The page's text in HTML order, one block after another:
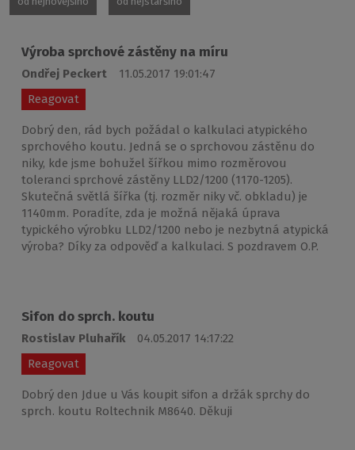
Výroba sprchové zástěny na míru
Ondřej Peckert
11.05.2017 19:01:47
Reagovat
Dobrý den, rád bych požádal o kalkulaci atypického
sprchového koutu. Jedná se o sprchovou zástěnu do
niky, kde jsme bohužel šířkou mimo rozměrovou
toleranci sprchové zástěny LLD2/1200 (1170-1205).
Skutečná světlá šířka (tj. rozměr niky vč. obkladu) je
1140mm. Poradíte, zda je možná nějaká úprava
typického výrobku LLD2/1200 nebo je nezbytná atypická
výroba? Díky za odpověď a kalkulaci. S pozdravem O.P.
Sifon do sprch. koutu
Rostislav Pluhařík
04.05.2017 14:17:22
Reagovat
Dobrý den Jdue u Vás koupit sifon a držák sprchy do
sprch. koutu Roltechnik M8640. Děkuji